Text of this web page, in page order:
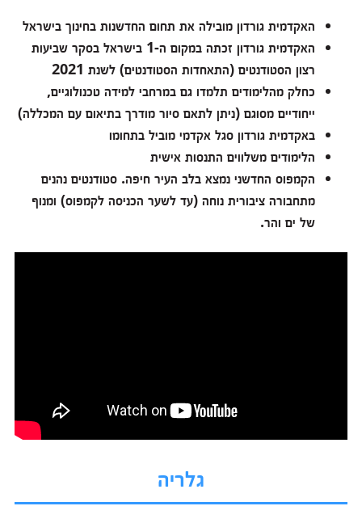
האקדמית גורדון מובילה את תחום החדשנות בחינוך בישראל
האקדמית גורדון זכתה במקום ה-1 בישראל בסקר שביעות
רצון הסטודנטים (התאחדות הסטודנטים) לשנת 2021
כחלק מהלימודים תלמדו גם במרחבי למידה טכנולוגיים,
ייחודיים מסוגם (ניתן לתאם סיור מודרך בתיאום עם המכללה)
באקדמית גורדון סגל אקדמי מוביל בתחומו
הלימודים משלווים התנסות אישית
הקמפוס החדשני נמצא בלב העיר חיפה. סטודנטים נהנים
מתחבורה ציבורית נוחה (עד לשער הכניסה לקמפוס) ומנוף
של ים והר.
גלריה